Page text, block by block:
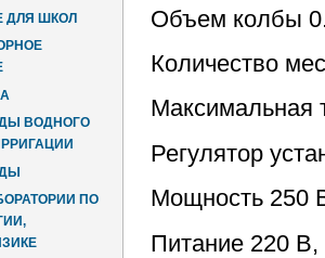
ДЛЯ ШКОЛ
ВОДНОГО
ПО
Объем колбы
Количество
Максимальная
Регулятор
Мощность 250
Питание 220 В,